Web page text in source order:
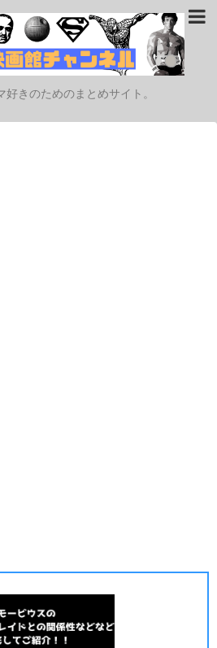
好きのためのまとめサイト。